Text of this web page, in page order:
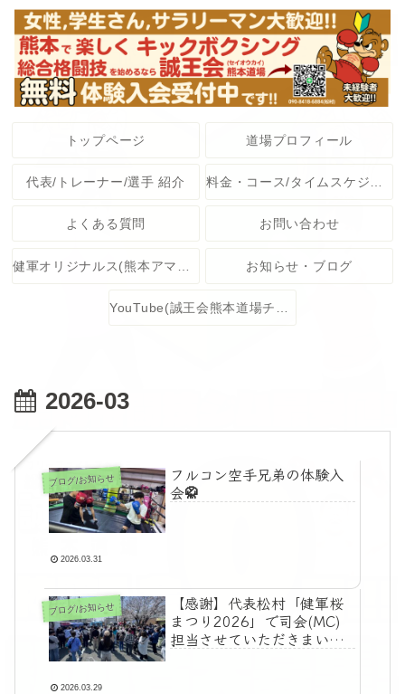
トップページ 道場プロフィール
代表/トレーナー/選手 紹介
よくある質問 お問い合わせ
お知らせ・ブログ
YouTube(誠王会熊本道場チャンネル)
2026-03
ブログ/お知らせ
フルコン空手兄弟の体験入
会🥋
2026.03.31
ブログ/お知らせ
【感謝】代表松村「健軍桜
まつり2026」で司会(MC)
担当させていただきまいし
2026.03.29